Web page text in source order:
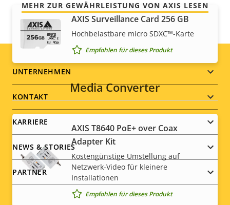
AXIS Surveillance Card 256 GB
Hochbelastbare micro SDXC™-Karte
Empfohlen für dieses Produkt
Media Converter
AXIS T8640 PoE+ over Coax
Adapter Kit
Kostengünstige Umstellung auf
Netzwerk-Video für kleinere
Installationen
Empfohlen für dieses Produkt
MEHR ZUR GEWÄHRLEISTUNG VON AXIS LESEN
Footer
menu
UNTERNEHMEN
KONTAKT
KARRIERE
NEWS & STORIES
PARTNER